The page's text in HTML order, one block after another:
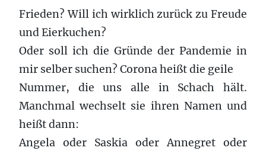
Frieden? Will ich wirklich zurück zu Freude
und Eierkuchen?
Oder soll ich die Gründe der Pandemie in
mir selber suchen? Corona heißt die geile
Nummer, die uns alle in Schach hält.
Manchmal wechselt sie ihren Namen und
heißt dann:
Angela oder Saskia oder Annegret oder